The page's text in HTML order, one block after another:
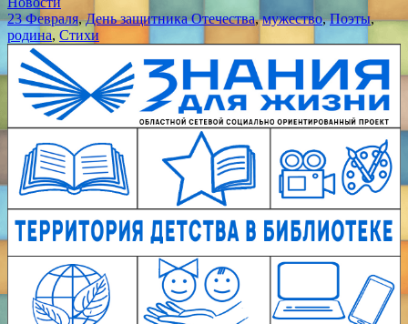
23 Февраля,День защитника Отечества,мужество,Поэты,
родина, Стихи